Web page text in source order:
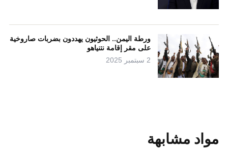
ورطة اليمن.. الحوثيون يهددون بضربات صاروخية
على مقر إقامة نتنياهو
2 سبتمبر 2025
مواد مشابهة